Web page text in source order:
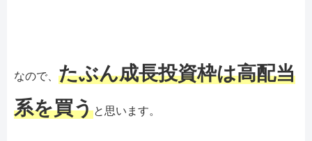
なので、 たぶん成長投資枠は高配当
系を買うと思います。